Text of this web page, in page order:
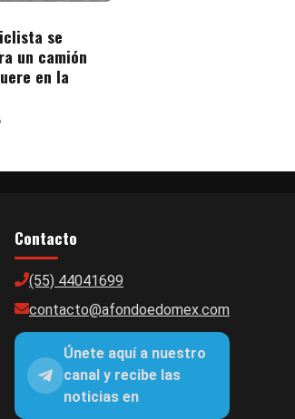
se
un camión
en la
Contacto
(55) 44041699
contacto@afondoedomex.com
Únete aquí a nuestro
canal y recibe las
noticias en